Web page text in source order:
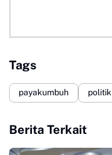
Tags
payakumbuh politik
Berita Terkait